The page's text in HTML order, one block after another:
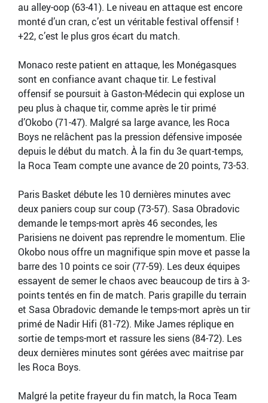
au alley-oop (63-41). Le niveau en attaque est encore
monté d’un cran, c’est un véritable festival offensif !
+22, c’est le plus gros écart du match.
Monaco reste patient en attaque, les Monégasques
sont en confiance avant chaque tir. Le festival
offensif se poursuit à Gaston-Médecin qui explose un
peu plus à chaque tir, comme après le tir primé
d’Okobo (71-47). Malgré sa large avance, les Roca
Boys ne relâchent pas la pression défensive imposée
depuis le début du match. À la fin du 3e quart-temps,
la Roca Team compte une avance de 20 points, 73-53.
Paris Basket débute les 10 dernières minutes avec
deux paniers coup sur coup (73-57). Sasa Obradovic
demande le temps-mort après 46 secondes, les
Parisiens ne doivent pas reprendre le momentum. Elie
Okobo nous offre un magnifique spin move et passe la
barre des 10 points ce soir (77-59). Les deux équipes
essayent de semer le chaos avec beaucoup de tirs à 3-
points tentés en fin de match. Paris grapille du terrain
et Sasa Obradovic demande le temps-mort après un tir
primé de Nadir Hifi (81-72). Mike James réplique en
sortie de temps-mort et rassure les siens (84-72). Les
deux dernières minutes sont gérées avec maitrise par
les Roca Boys.
Malgré la petite frayeur du fin match, la Roca Team